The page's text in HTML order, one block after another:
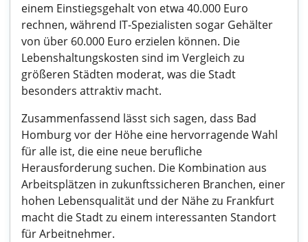
einem Einstiegsgehalt von etwa 40.000 Euro
rechnen, während IT-Spezialisten sogar Gehälter
von über 60.000 Euro erzielen können. Die
Lebenshaltungskosten sind im Vergleich zu
größeren Städten moderat, was die Stadt
besonders attraktiv macht.
Zusammenfassend lässt sich sagen, dass Bad
Homburg vor der Höhe eine hervorragende Wahl
für alle ist, die eine neue berufliche
Herausforderung suchen. Die Kombination aus
Arbeitsplätzen in zukunftssicheren Branchen, einer
hohen Lebensqualität und der Nähe zu Frankfurt
macht die Stadt zu einem interessanten Standort
für Arbeitnehmer.